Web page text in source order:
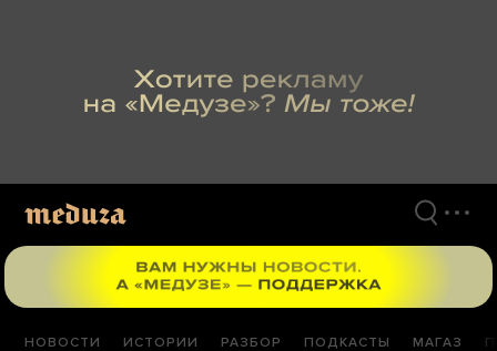
НОВОСТИ ИСТОРИИ РАЗБОР ПОДКАСТЫ МАГАЗ